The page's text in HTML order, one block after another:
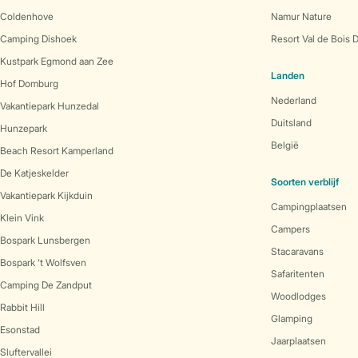
Coldenhove
Camping Dishoek
Kustpark Egmond aan Zee
Hof Domburg
Vakantiepark Hunzedal
Hunzepark
Beach Resort Kamperland
De Katjeskelder
Vakantiepark Kijkduin
Klein Vink
Bospark Lunsbergen
Bospark 't Wolfsven
Camping De Zandput
Rabbit Hill
Esonstad
Sluftervallei
Namur Nature
Resort Val de Bois
Landen
Nederland
Duitsland
België
Soorten verblijf
Campingplaatsen
Campers
Stacaravans
Safaritenten
Woodlodges
Glamping
Jaarplaatsen